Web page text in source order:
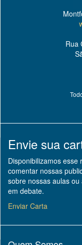
Rua
Envie sua
Disponibilizamos esse
comentar nossas
sobre nossas aulas
em debate.
Enviar Carta